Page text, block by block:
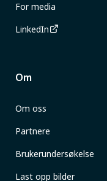
For media
LinkedIn
Om
Om oss
Partnere
Brukerundersøkelse
Last opp bilder